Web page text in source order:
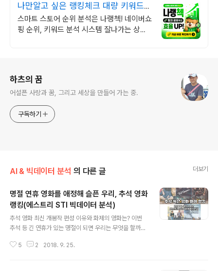
나만알고 싶은 랭킹체크 대량 키워드
분석
스마트 스토어 순위 분석은 나랭첵! 네이버쇼
핑 순위, 키워드 분석 시스템 잘나가는 상품
하츠의 꿈
어설픈 사랑과 꿈, 그리고 세상을 만들어 가는 중.
구독하기
AI & 빅데이터 분석 의 다른 글 더보기
명절 연휴 영화를 애정해 슬픈 우리, 추석 영화
랭킹(에스트리 STI 빅데이터 분석)
추석 영화 최신 개봉작 편성 이유와 화제의 영화는? 이번
추석 등 긴 연휴가 있는 명절이 되면 우리는 무엇을 할까?
고향에 간다. 당연한 듯 보이는 이런 것들보다 더 많은 관심
5 2 2018. 9. 25.